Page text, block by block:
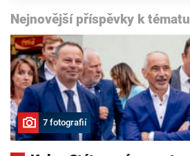
Nejnovější příspěvky k tématu
7 fotografií